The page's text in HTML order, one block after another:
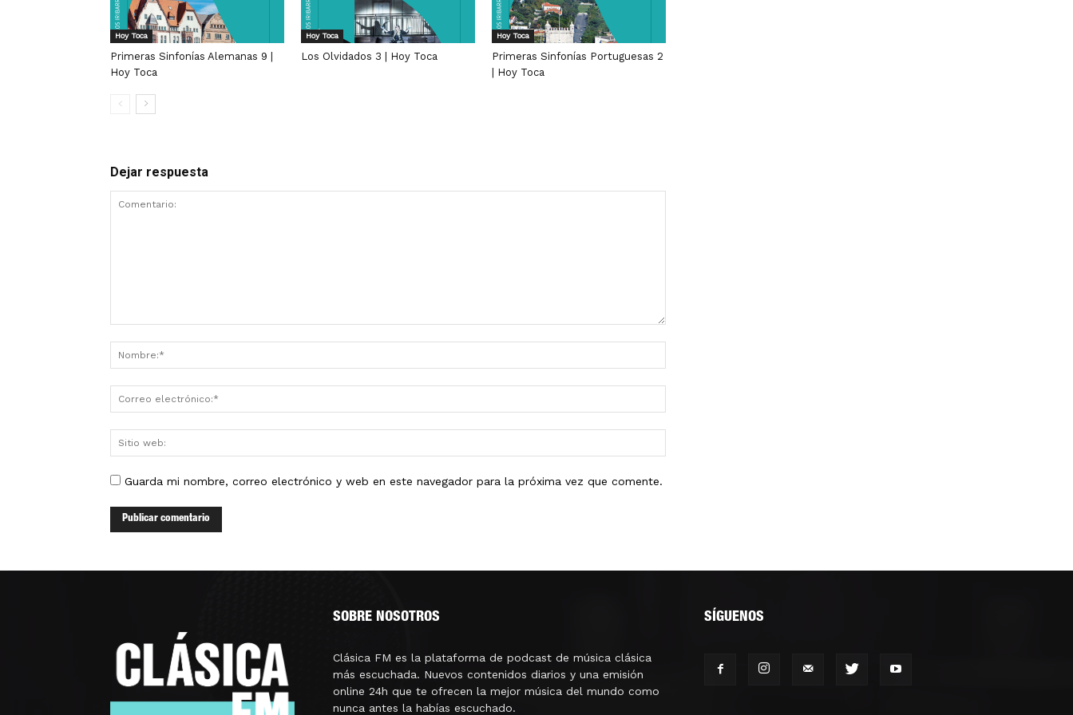
Hoy Toca
Primeras Sinfonías Alemanas 9 |
Hoy Toca
Hoy Toca
Los Olvidados 3 | Hoy Toca
Hoy Toca
Primeras Sinfonías Portuguesas 2
| Hoy Toca
Dejar respuesta
Guarda mi nombre, correo electrónico y web en este navegador para la próxima vez que comente.
SOBRE NOSOTROS
Clásica FM es la plataforma de podcast de música clásica
más escuchada. Nuevos contenidos diarios y una emisión
online 24h que te ofrecen la mejor música del mundo como
nunca antes la habías escuchado.
SÍGUENOS